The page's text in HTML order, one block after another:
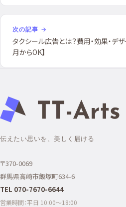
次の記事 →
タクシール広告とは？費用・効果・デ
月からOK】
伝えたい思いを、美しく届ける
〒370-0069
群馬県高崎市飯塚町634-6
TEL 070-7670-6644
営業時間：平日 10:00〜18:00